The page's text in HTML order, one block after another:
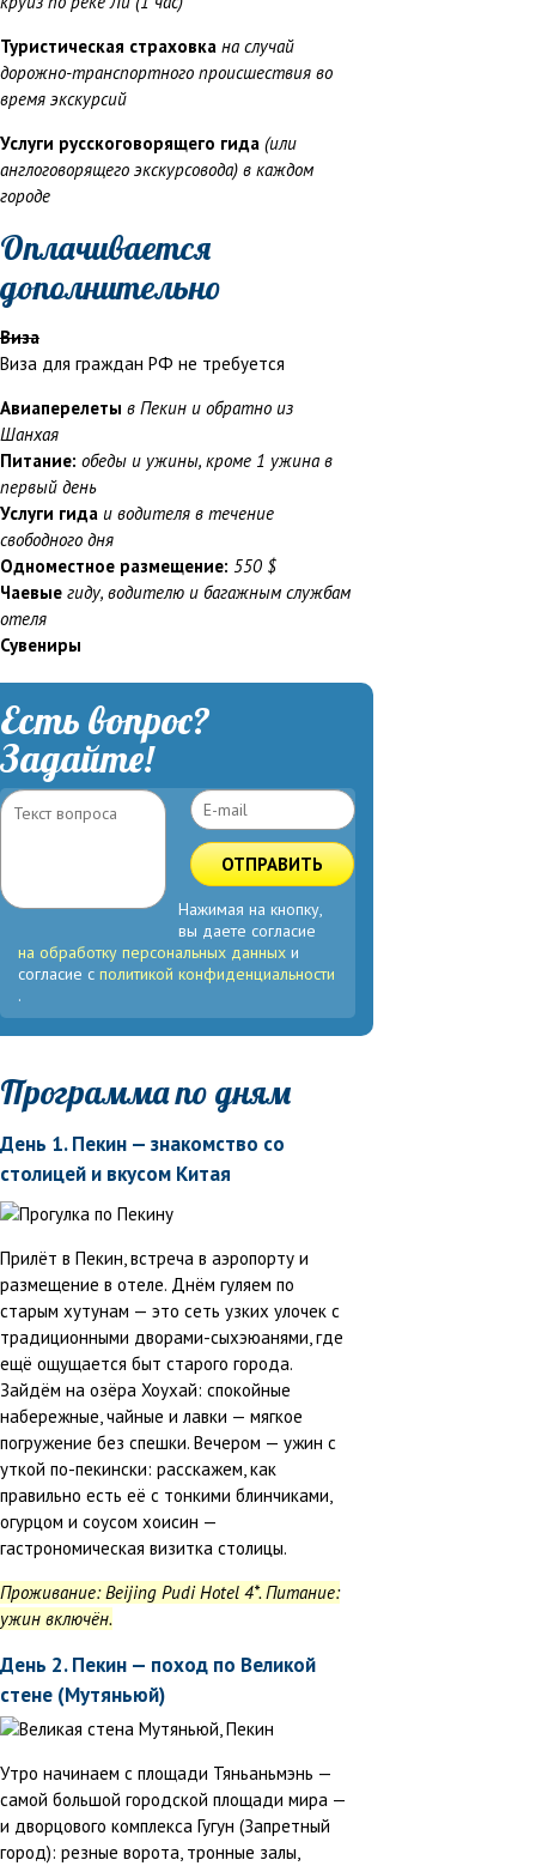
Туристическая страховка на случай
дорожно-транспортного происшествия во
время экскурсий
Услуги русскоговорящего гида (или
англоговорящего экскурсовода) в каждом
городе
Оплачивается
дополнительно
Виза
Виза для граждан РФ не требуется
Авиаперелеты в Пекин и обратно из
Шанхая
Питание: обеды и ужины, кроме 1 ужина в
первый день
Услуги гида и водителя в течение
свободного дня
Одноместное размещение: 550 $
Чаевые гиду, водителю и багажным службам
отеля
Сувениры
Есть вопрос?
Задайте!
ОТПРАВИТЬ
Нажимая на кнопку,
вы даете согласие
на обработку персональных данных и
согласие с политикой конфиденциальности
.
Программа по дням
День 1. Пекин — знакомство со
столицей и вкусом Китая
Прилёт в Пекин, встреча в аэропорту и
размещение в отеле. Днём гуляем по
старым хутунам — это сеть узких улочек с
традиционными дворами-сыхэюанями, где
ещё ощущается быт старого города.
Зайдём на озёра Хоухай: спокойные
набережные, чайные и лавки — мягкое
погружение без спешки. Вечером — ужин с
уткой по-пекински: расскажем, как
правильно есть её с тонкими блинчиками,
огурцом и соусом хоисин —
гастрономическая визитка столицы.
Проживание:Beijing Pudi Hotel 4*. Питание:
ужин включён.
День 2. Пекин — поход по Великой
стене (Мутяньюй)
Утро начинаем с площади Тяньаньмэнь —
самой большой городской площади мира —
и дворцового комплекса Гугун (Запретный
город): резные ворота, тронные залы,